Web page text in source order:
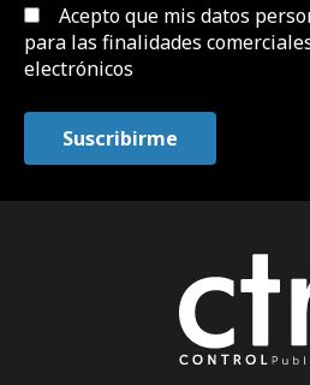
Acepto que mis datos
para las finalidades
electrónicos